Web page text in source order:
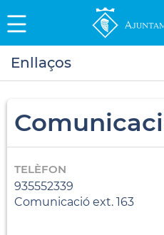
Enllaços
TELÈFON
935552339
Comunicació ext. 163